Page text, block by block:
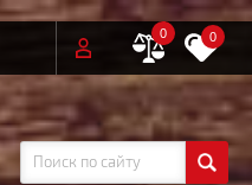
0 0